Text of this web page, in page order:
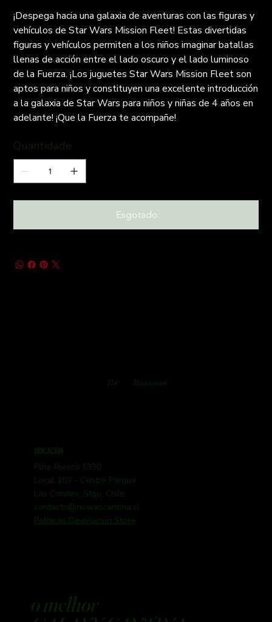
¡Despega hacia una galaxia de aventuras con las figuras y
vehículos de Star Wars Mission Fleet! Estas divertidas
figuras y vehículos permiten a los niños imaginar batallas
llenas de acción entre el lado oscuro y el lado luminoso
de la Fuerza. ¡Los juguetes Star Wars Mission Fleet son
aptos para niños y constituyen una excelente introducción
a la galaxia de Star Wars para niños y niñas de 4 años en
adelante! ¡Que la Fuerza te acompañe!
Quantidade
Esgotado
Bar Restaurant
UBICACIÓN
Pdte Riesco 5330
Local 103 - Centro Parque
Las Condes, Stgo, Chile
contacto@nowascantina.cl
Políticas Devolución Store
o melhor